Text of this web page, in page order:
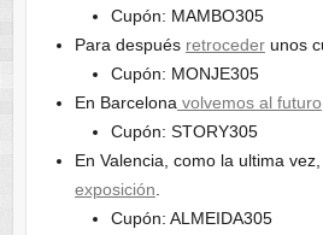
Cupón: MAMBO305
Para después retrocederunos
Cupón: MONJE305
En Barcelona volvemos al futuro
Cupón: STORY305
En Valencia, como la ultima vez,
exposición
Cupón: ALMEIDA305